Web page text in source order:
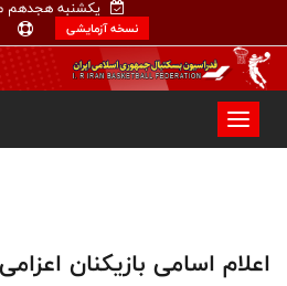
یکشنبه هجدهم
نسخه آزمایشی
اعلام اسامی بازیکنان